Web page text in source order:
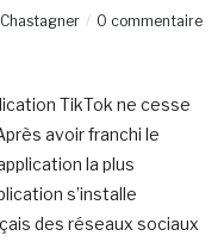
0 commentaire
TikTok ne cesse
avoir franchi le
la plus
s’installe
des réseaux sociaux